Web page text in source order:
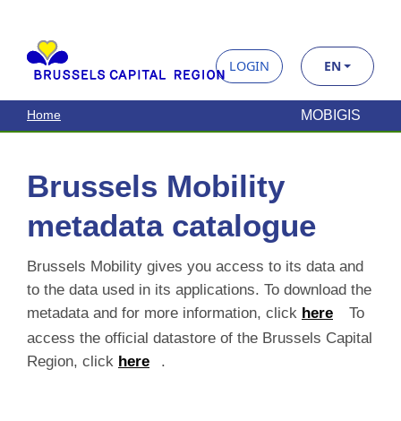
metadata catalogue
Brussels Mobility gives you access to its data and
to the data used in its applications. To download the
metadata and for more information, clickhere To
Region, click
here
Search